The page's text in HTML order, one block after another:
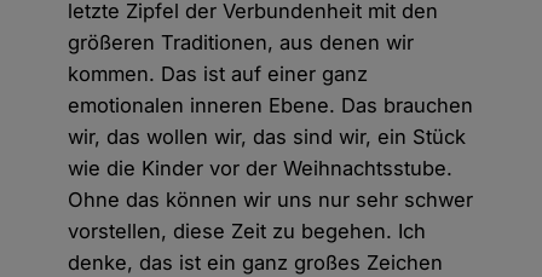
letzte Zipfel der Verbundenheit mit den
größeren Traditionen, aus denen wir
kommen. Das ist auf einer ganz
emotionalen inneren Ebene. Das brauchen
wir, das wollen wir, das sind wir, ein Stück
wie die Kinder vor der Weihnachtsstube.
Ohne das können wir uns nur sehr schwer
vorstellen, diese Zeit zu begehen. Ich
denke, das ist ein ganz großes Zeichen